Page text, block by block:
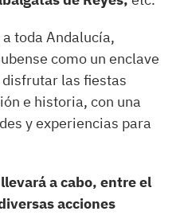
toda Andalucía,
como un enclave
las fiestas
e historia, con una
y experiencias para
a cabo, entre el
acciones